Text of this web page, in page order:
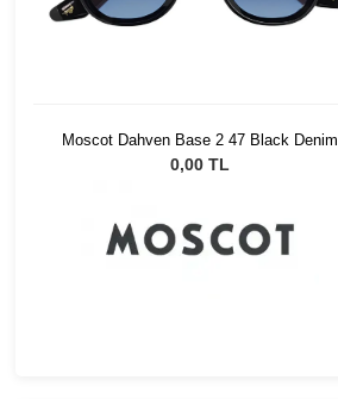
Moscot Dahven Base 2 47 Black Denim
Blue
0,00 TL